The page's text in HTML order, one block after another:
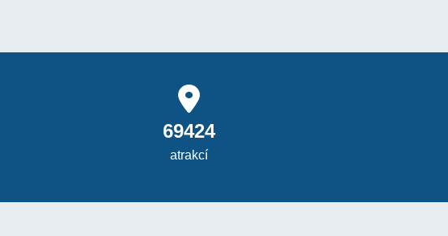
69424
atrakcí